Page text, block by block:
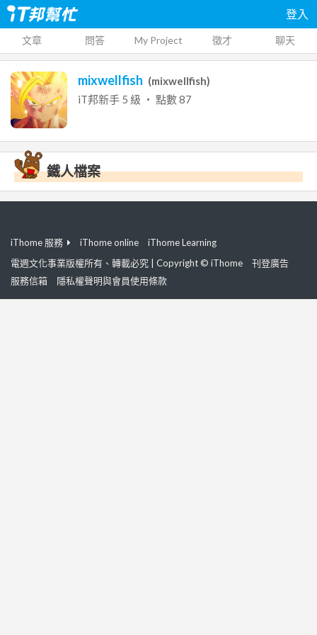
登入
文章 問答 My Project 徵才 聊天
mixwellfish (mixwellfish)
iT邦新手 5 級 ‧ 點數87
鐵人檔案
iThome 服務 iThome online
iThome Learning
電週文化事業版權所有、轉載必究 | Copyright © iThome
刊登廣告
服務信箱
隱私權聲明與會員使用條款